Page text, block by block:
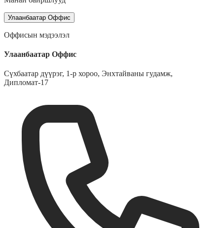
Улаанбаатар Оффис
Оффисын мэдээлэл
Улаанбаатар Оффис
Сүхбаатар дүүрэг, 1-р хороо, Энхтайваны гудамж,
Дипломат-17